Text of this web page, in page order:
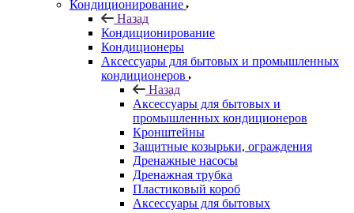
Кондиционирование
Назад
Кондиционирование
Кондиционеры
Аксессуары для бытовых и промышленных
кондиционеров
Назад
Аксессуары для бытовых и
промышленных кондиционеров
Кронштейны
Защитные козырьки, ограждения
Дренажные насосы
Дренажная трубка
Пластиковый короб
Аксессуары для бытовых